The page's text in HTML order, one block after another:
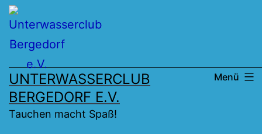
Zum
Inhalt
springen
UNTERWASSERCLUB
BERGEDORF E.V.
Tauchen macht Spaß!
Menü